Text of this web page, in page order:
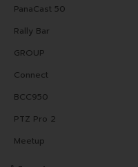
PanaCast 50
Rally Bar
GROUP
Connect
BCC950
PTZ Pro 2
Meetup